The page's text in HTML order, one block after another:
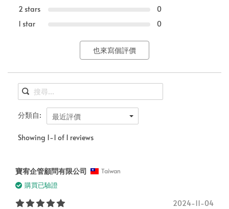
2 stars
0
1 star
0
也來寫個評價
分類自: 最近評價
Showing 1-1 of 1 reviews
寶宥企管顧問有限公司 Taiwan
購買已驗證
2024-11-04